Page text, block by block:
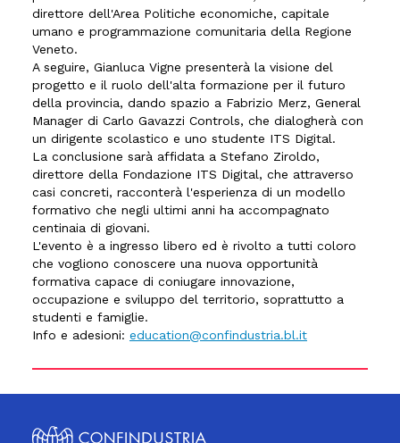
direttore dell'Area Politiche economiche, capitale
umano e programmazione comunitaria della Regione
Veneto.
A seguire, Gianluca Vigne presenterà la visione del
progetto e il ruolo dell'alta formazione per il futuro
della provincia, dando spazio a Fabrizio Merz, General
Manager di Carlo Gavazzi Controls, che dialogherà con
un dirigente scolastico e uno studente ITS Digital.
La conclusione sarà affidata a Stefano Ziroldo,
direttore della Fondazione ITS Digital, che attraverso
casi concreti, racconterà l'esperienza di un modello
formativo che negli ultimi anni ha accompagnato
centinaia di giovani.
L'evento è a ingresso libero ed è rivolto a tutti coloro
che vogliono conoscere una nuova opportunità
formativa capace di coniugare innovazione,
occupazione e sviluppo del territorio, soprattutto a
studenti e famiglie.
Info e adesioni: education@confindustria.bl.it